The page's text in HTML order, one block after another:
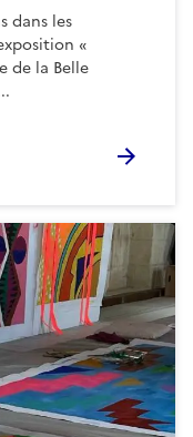
dans les
«
de la Belle